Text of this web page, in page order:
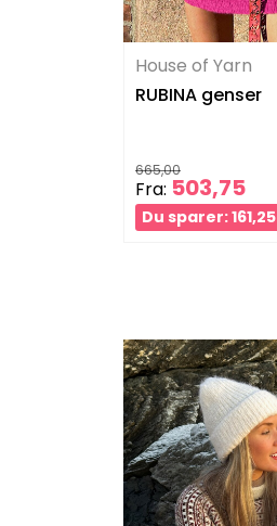
House of Yarn
RUBINA genser
665,00
Fra: 503,75
Du sparer: 161,25